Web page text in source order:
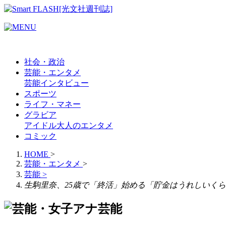
社会・政治
芸能・エンタメ
芸能インタビュー
スポーツ
ライフ・マネー
グラビア
アイドル大人のエンタメ
コミック
HOME >
芸能・エンタメ >
芸能 >
生駒里奈、25歳で「終活」始める「貯金はうれしいくら
芸能